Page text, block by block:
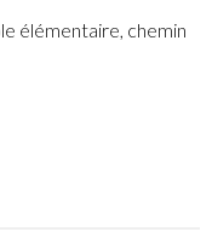
élémentaire, chemin